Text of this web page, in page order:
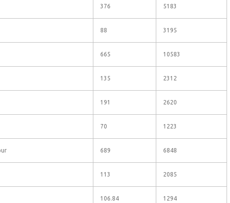
376 5183
88 3195
665 10583
135 2312
191 2620
70 1223
689 6848
113 2085
106.84 1294